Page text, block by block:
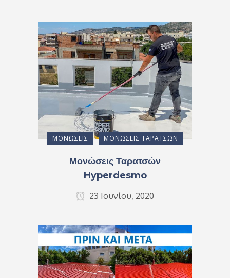
ΜΟΝΏΣΕΙΣ ΜΟΝΏΣΕΙΣ ΤΑΡΑΤΣΏΝ
Μονώσεις Ταρατσών
Hyperdesmo
23 Ιουνίου, 2020